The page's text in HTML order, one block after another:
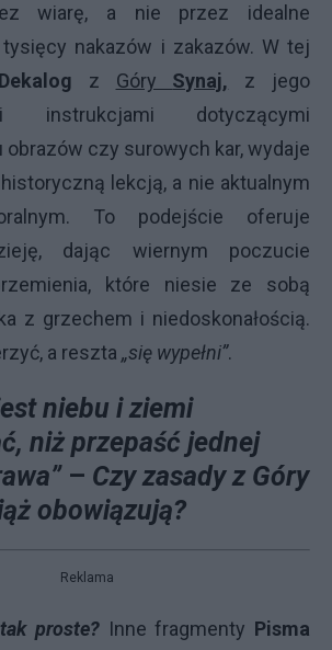
wiarę, a nie przez idealne
nakazów i zakazów. W tej
Dekalog z Góry Synaj, z jego
instrukcjami dotyczącymi
obrazów czy surowych kar, wydaje
lekcją, a nie aktualnym
To podejście oferuje
dając wiernym poczucie
które niesie ze sobą
z grzechem i niedoskonałością.
a reszta „się wypełni”.
niebu i ziemi
niż przepaść jednej
– Czy zasady z Góry
obowiązują?
Reklama
proste? Inne fragmenty Pisma